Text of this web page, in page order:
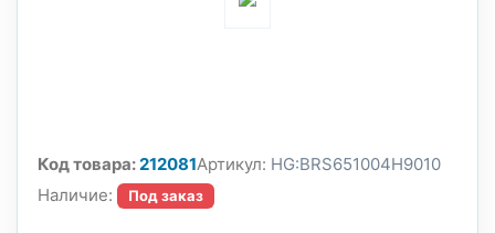
Код товара:212081Артикул: HG:BRS651004H9010
Наличие:
Под заказ